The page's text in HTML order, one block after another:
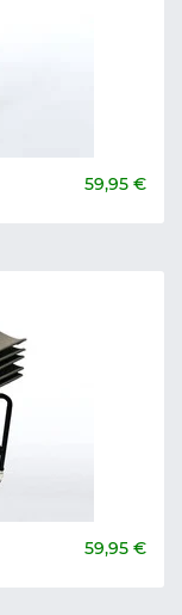
59,95 €
59,95 €